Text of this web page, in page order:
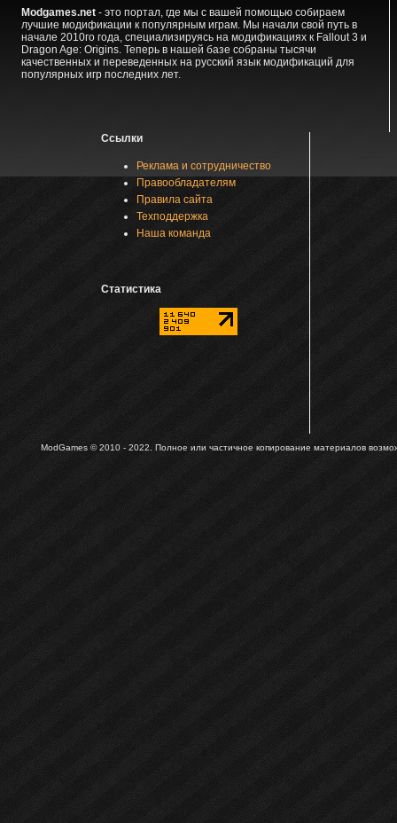
Modgames.net- это портал, где мы с вашей помощью собираем
лучшие модификации к популярным играм. Мы начали свой путь в
начале 2010го года, специализируясь на модификациях к Fallout 3 и
Dragon Age: Origins. Теперь в нашей базе собраны тысячи
качественных и переведенных на русский язык модификаций для
популярных игр последних лет.
Ссылки
Реклама и сотрудничество
Правообладателям
Правила сайта
Техподдержка
Наша команда
Статистика
ModGames © 2010 - 2022. Полное или частичное копирование материалов